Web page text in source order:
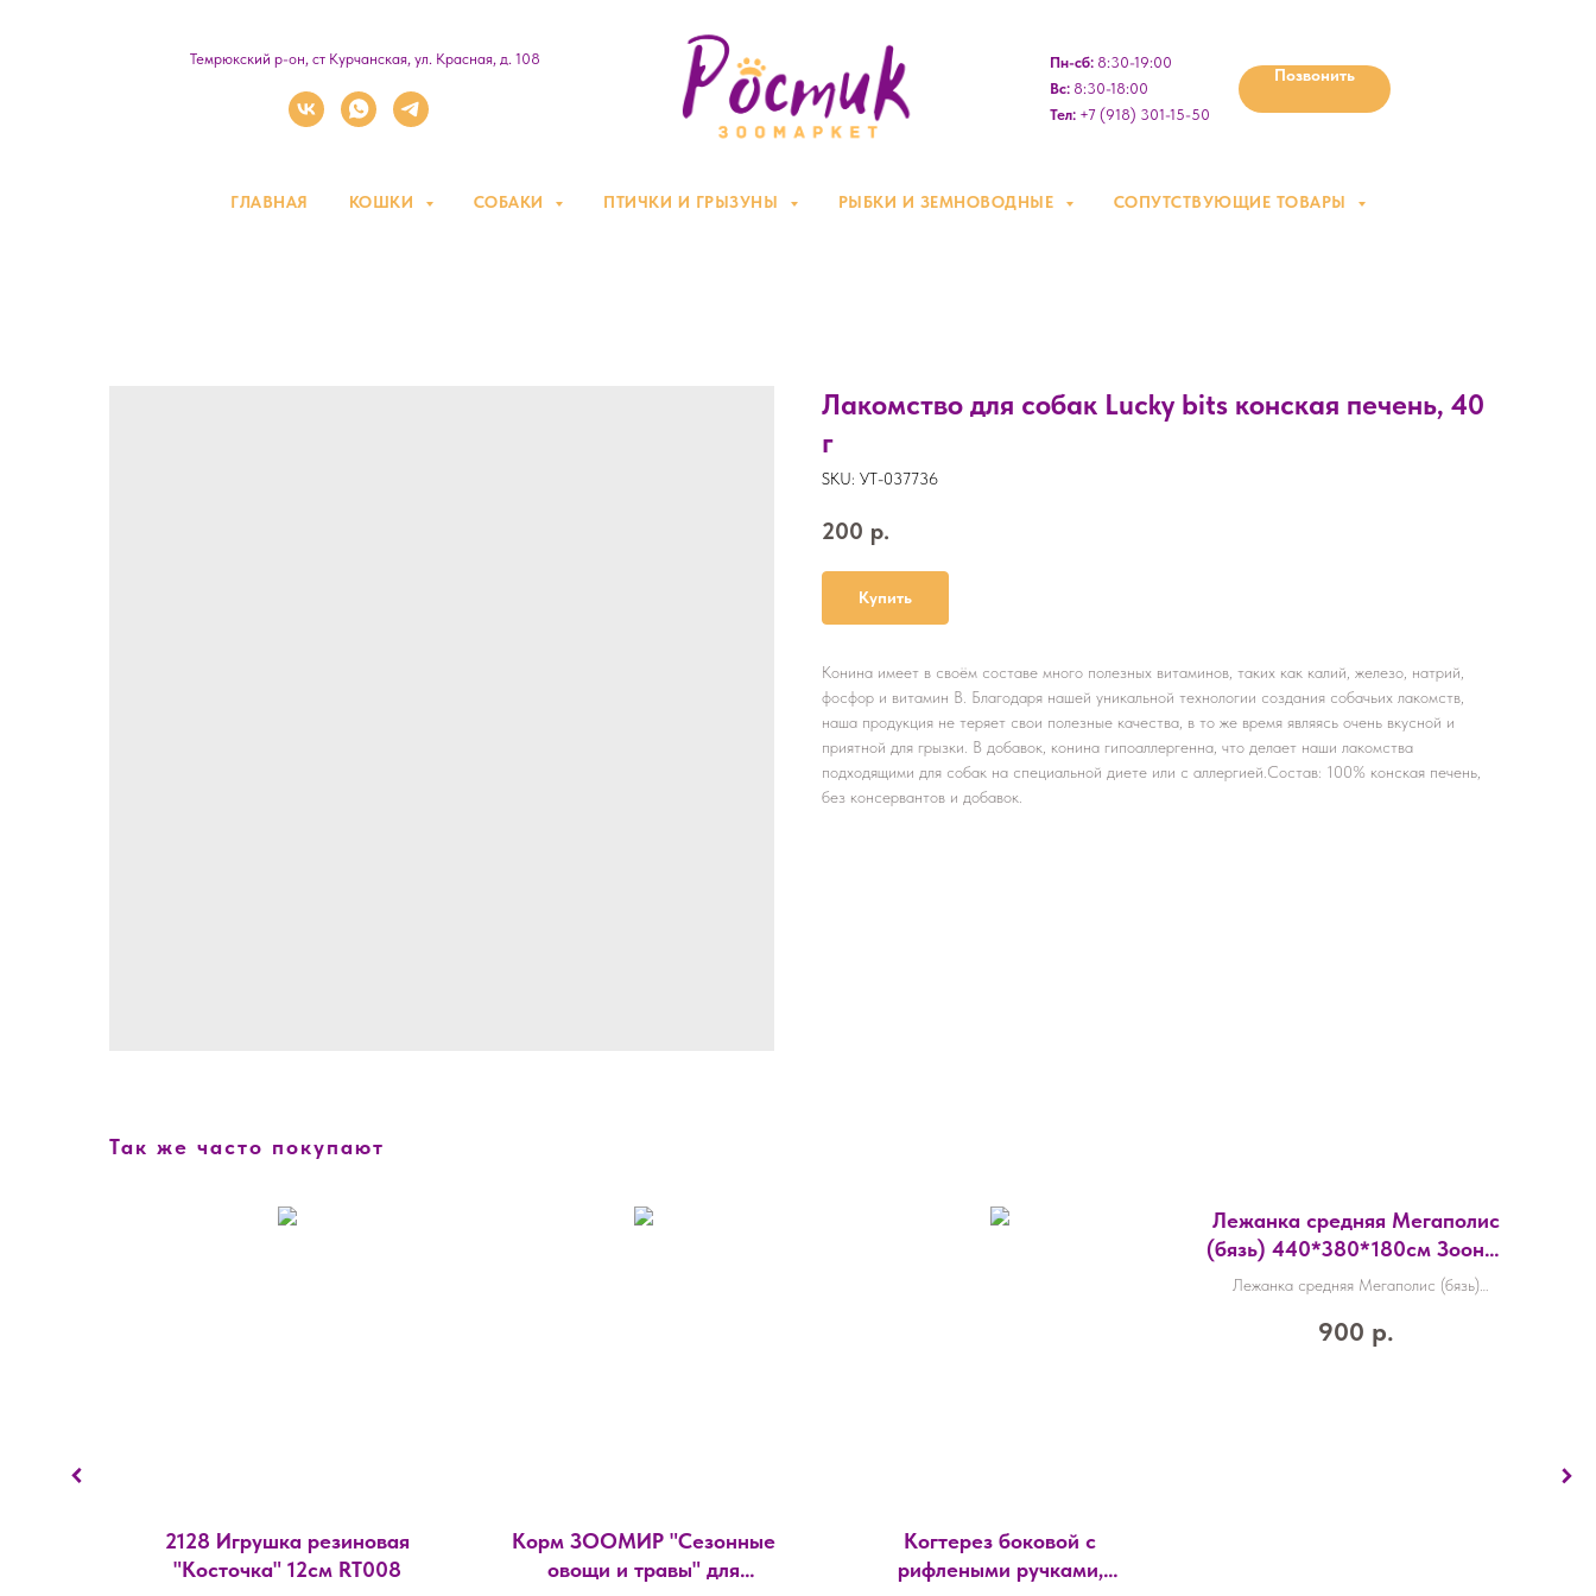
Темрюкский р-он, ст Курчанская, ул. Красная, д. 108 Пн-сб:8:30-19:00
Вс:8:30-18:00
Тел:+7 (918) 301-15-50
Позвонить
ГЛАВНАЯ КОШКИ СОБАКИ ПТИЧКИ И ГРЫЗУНЫ РЫБКИ И ЗЕМНОВОДНЫЕ СОПУТСТВУЮЩИЕ ТОВАРЫ
Лакомство для собак Lucky bits конская печень, 40
г
SKU: УТ-037736
200 р.
Купить
Конина имеет в своём составе много полезных витаминов, таких как калий, железо, натрий,
фосфор и витамин В. Благодаря нашей уникальной технологии создания собачьих лакомств,
наша продукция не теряет свои полезные качества, в то же время являясь очень вкусной и
приятной для грызки. В добавок, конина гипоаллергенна, что делает наши лакомства
подходящими для собак на специальной диете или с аллергией.Состав: 100% конская печень,
без консервантов и добавок.
Так же часто покупают
2128 Игрушка резиновая
"Косточка" 12см RT008
Корм ЗООМИР "Сезонные
овощи и травы" для
Когтерез боковой с
рифлеными ручками,
Лежанка средняя Мегаполис
(бязь) 440*380*180см Зооник
Э22238-1
Лежанка средняя Мегаполис (бязь)
900 р.